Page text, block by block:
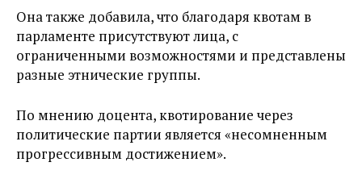
Она также добавила, что благодаря квотам в
парламенте присутствуют лица, с
ограниченными возможностями и представлены
разные этнические группы.
По мнению доцента, квотирование через
политические партии является «несомненным
прогрессивным достижением».